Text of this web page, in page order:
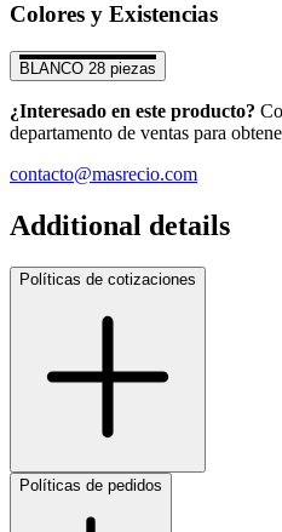
Colores y Existencias
BLANCO 28 piezas
¿Interesado en este producto?
departamento de ventas para
contacto@masrecio.com
Additional details
Políticas de cotizaciones
Políticas de pedidos